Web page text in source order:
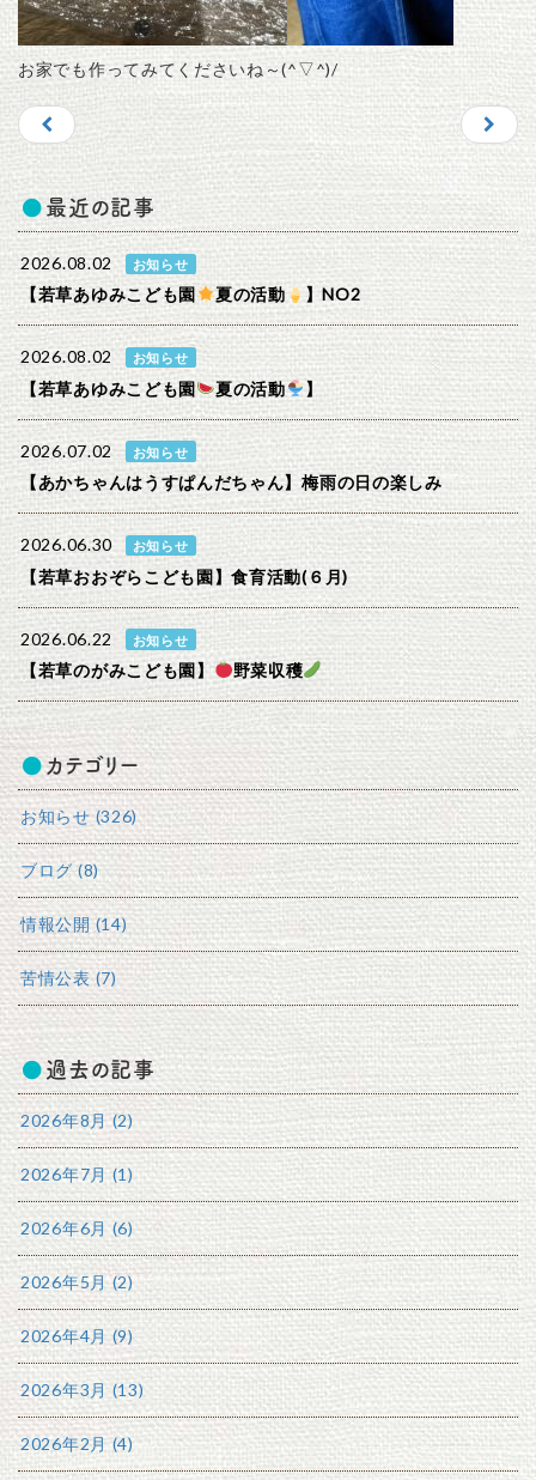
お家でも作ってみてくださいね～(^▽^)/
最近の記事
2026.08.02 お知らせ
【若草あゆみこども園 夏の活動 】NO2
2026.08.02 お知らせ
【若草あゆみこども園 夏の活動 】
2026.07.02 お知らせ
【あかちゃんはうすぱんだちゃん】梅雨の日の楽しみ
2026.06.30 お知らせ
【若草おおぞらこども園】食育活動(６月)
2026.06.22 お知らせ
【若草のがみこども園】 野菜収穫
カテゴリー
お知らせ (326)
ブログ (8)
情報公開 (14)
苦情公表 (7)
過去の記事
2026年8月 (2)
2026年7月 (1)
2026年6月 (6)
2026年5月 (2)
2026年4月 (9)
2026年3月 (13)
2026年2月 (4)